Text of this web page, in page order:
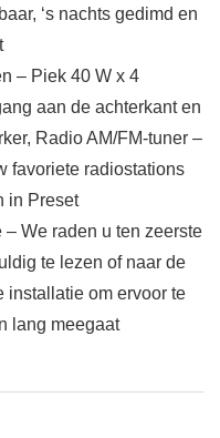
‘s nachts gedimd en
– Piek 40 W x 4
aan de achterkant en
Radio AM/FM-tuner –
favoriete radiostations
in Preset
We raden u ten zeerste
te lezen of naar de
installatie om ervoor te
lang meegaat